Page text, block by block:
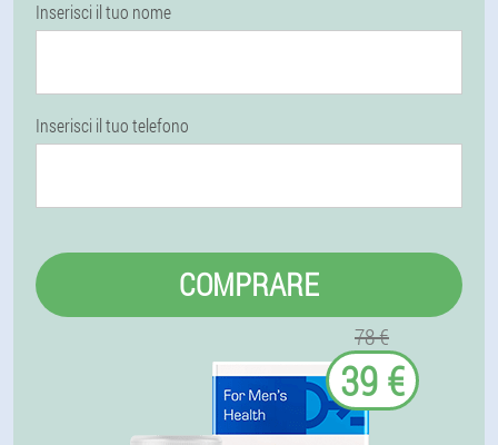
Inserisci il tuo nome
Inserisci il tuo telefono
COMPRARE
78 €
39 €